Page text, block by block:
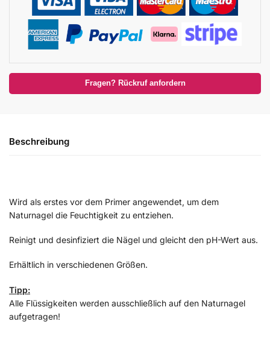
Fragen? Rückruf anfordern
Beschreibung
Wird als erstes vor dem Primer angewendet, um dem
Naturnagel die Feuchtigkeit zu entziehen.
Reinigt und desinfiziert die Nägel und gleicht den pH-Wert aus.
Erhältlich in verschiedenen Größen.
Tipp:
Alle Flüssigkeiten werden ausschließlich auf den Naturnagel
aufgetragen!